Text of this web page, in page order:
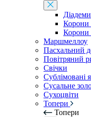
Діадеми
Корони
Корони
Маршмеллоу
Пасхальний
Повітряний
Свічки
Сублімовані
Сусальне
Сухоцвіти
Топери
Топери